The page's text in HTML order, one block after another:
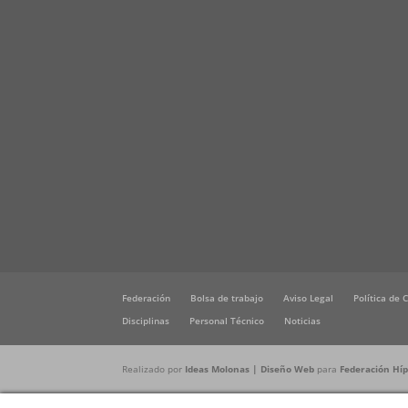
Federación Bolsa de trabajo Aviso Legal
Política de
Disciplinas
Personal Técnico Noticias
Realizado por Ideas Molonas | Diseño Web para Federación